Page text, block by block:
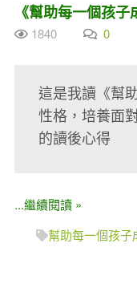
《幫助每一個孩
1840 0
這是我讀《幫
性格，培養面
的讀後心得
...繼續閱讀 »
幫助每一個孩子